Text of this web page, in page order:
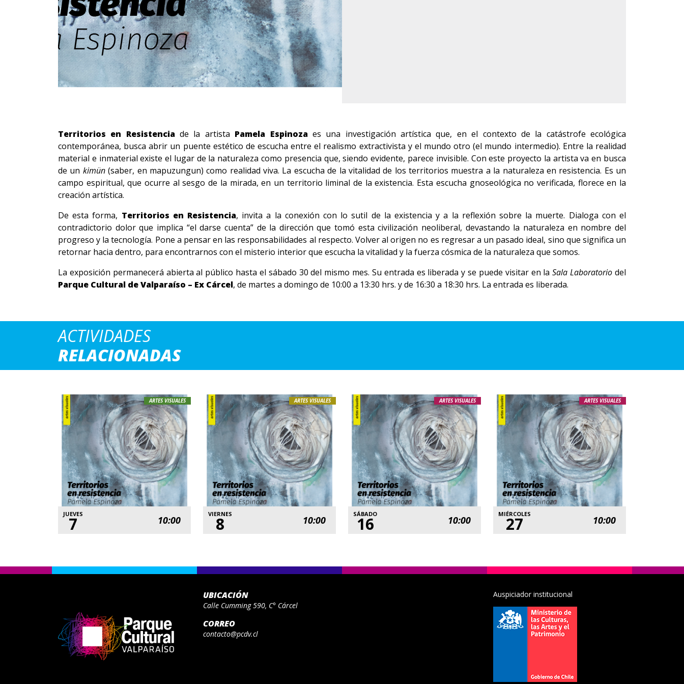
Territorios en Resistenciade la artista Pamela Espinozaes una investigación artística que, en el contexto de la catástrofe ecológica
contemporánea, busca abrir un puente estético de escucha entre el realismo extractivista y el mundo otro (el mundo intermedio). Entre la realidad
material e inmaterial existe el lugar de la naturaleza como presencia que, siendo evidente, parece invisible. Con este proyecto la artista va en busca
de un kimün(saber, en mapuzungun) como realidad viva. La escucha de la vitalidad de los territorios muestra a la naturaleza en resistencia. Es un
campo espiritual, que ocurre al sesgo de la mirada, en un territorio liminal de la existencia. Esta escucha gnoseológica no verificada, florece en la
creación artística.
De esta forma, Territorios en Resistencia, invita a la conexión con lo sutil de la existencia y a la reflexión sobre la muerte. Dialoga con el
contradictorio dolor que implica “el darse cuenta” de la dirección que tomó esta civilización neoliberal, devastando la naturaleza en nombre del
progreso y la tecnología. Pone a pensar en las responsabilidades al respecto. Volver al origen no es regresar a un pasado ideal, sino que significa un
retornar hacia dentro, para encontrarnos con el misterio interior que escucha la vitalidad y la fuerza cósmica de la naturaleza que somos.
La exposición permanecerá abierta al público hasta el sábado 30 del mismo mes. Su entrada es liberada y se puede visitar en laSala Laboratorio del
Parque Cultural de Valparaíso – Ex Cárcel, de martes a domingo de 10:00 a 13:30 hrs. y de 16:30 a 18:30 hrs. La entrada es liberada.
ACTIVIDADES
RELACIONADAS
ARTES VISUALES
JUEVES
7 10:00
ARTES VISUALES
VIERNES
8 10:00
ARTES VISUALES
SÁBADO
16 10:00
ARTES VISUALES
MIÉRCOLES
27 10:00
UBICACIÓN
Calle Cumming 590, C° Cárcel
CORREO
contacto@pcdv.cl
Auspiciador institucional